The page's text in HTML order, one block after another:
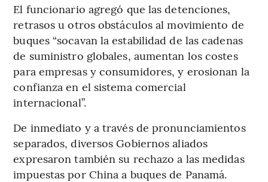
El funcionario agregó que las detenciones,
retrasos u otros obstáculos al movimiento de
buques “socavan la estabilidad de las cadenas
de suministro globales, aumentan los costes
para empresas y consumidores, y erosionan la
confianza en el sistema comercial
internacional”.
De inmediato y a través de pronunciamientos
separados, diversos Gobiernos aliados
expresaron también su rechazo a las medidas
impuestas por China a buques de Panamá.